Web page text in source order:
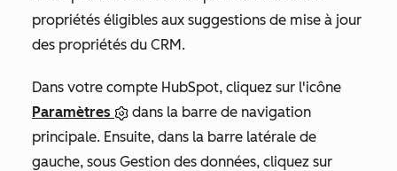
propriétés éligibles aux suggestions de mise à jour
des propriétés du CRM.
Dans votre compte HubSpot, cliquez sur l'icône
Paramètres
dans la barre de navigation
principale. Ensuite, dans la barre latérale de
gauche, sous Gestion des données, cliquez sur